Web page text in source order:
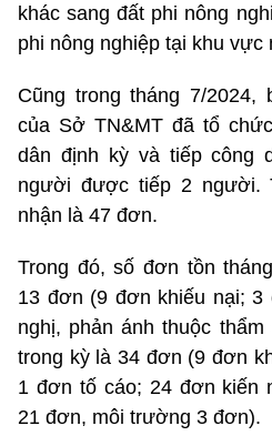
khác sang đất phi nông
phi nông nghiệp tại khu vực
Cũng trong tháng 7/2024,
của Sở TN&MT đã tổ
dân định kỳ và tiếp công
người được tiếp 2 người.
nhận là 47 đơn.
Trong đó, số đơn tồn
13 đơn (9 đơn khiếu nại;
nghị, phản ánh thuộc
trong kỳ là 34 đơn (9 đơn
1 đơn tố cáo; 24 đơn kiến
21 đơn, môi trường 3 đơn).